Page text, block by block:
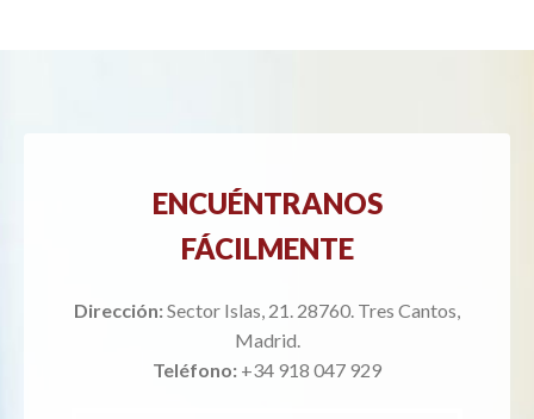
ENCUÉNTRANOS
FÁCILMENTE
Dirección:Sector Islas, 21. 28760. Tres Cantos,
Madrid.
Teléfono: +34 918 047 929